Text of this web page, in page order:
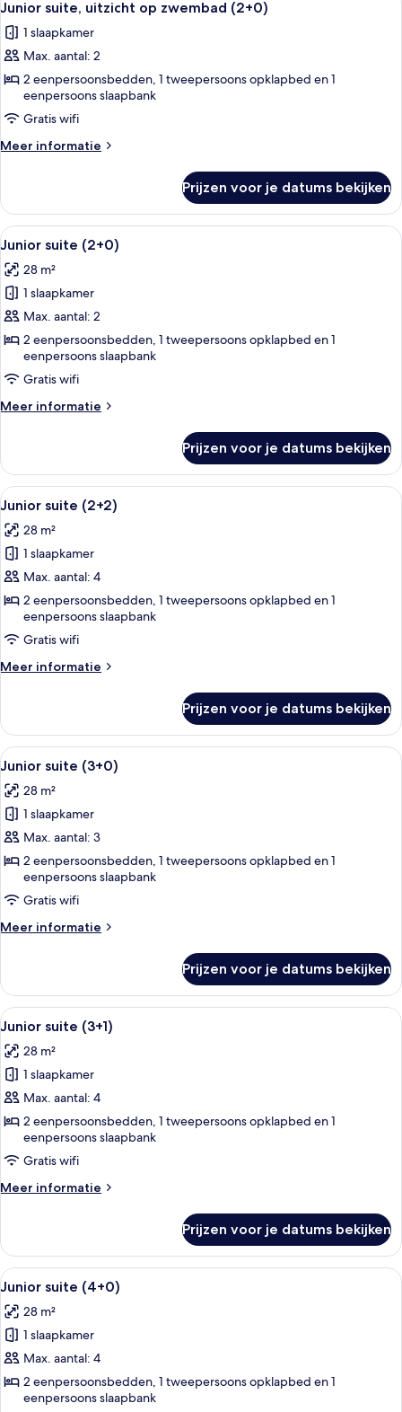
foto's
voor
Junior
suite,
uitzicht
op
zwembad
13
Junior suite, uitzicht op zwembad (2+0)
1 slaapkamer
Max. aantal: 2
2 eenpersoonsbedden, 1 tweepersoons opklapbed en 1
eenpersoons slaapbank
Gratis wifi
Meer informatie
Meer
suite,
uitzicht
op
(2+0)
Prijzen voor je datums bekijken
Alle
foto's
voor
Junior
suite
(2+0)
laden
Een moderne woonkamer met een
14
Junior suite (2+0)
28 m²
1 slaapkamer
Max. aantal: 2
2 eenpersoonsbedden, 1 tweepersoons opklapbed en 1
eenpersoons slaapbank
Gratis wifi
Meer informatie
Meer
suite
(2+0)
Prijzen voor je datums bekijken
Alle
foto's
voor
Junior
suite
(2+2)
laden
Een moderne woonkamer met een
14
Junior suite (2+2)
28 m²
1 slaapkamer
Max. aantal: 4
2 eenpersoonsbedden, 1 tweepersoons opklapbed en 1
eenpersoons slaapbank
Gratis wifi
Meer informatie
Meer
suite
(2+2)
Prijzen voor je datums bekijken
Alle
foto's
voor
Junior
suite
(3+0)
laden
Een moderne woonkamer met een
14
Junior suite (3+0)
28 m²
1 slaapkamer
Max. aantal: 3
2 eenpersoonsbedden, 1 tweepersoons opklapbed en 1
eenpersoons slaapbank
Gratis wifi
Meer informatie
Meer
suite
(3+0)
Prijzen voor je datums bekijken
Alle
foto's
voor
Junior
suite
(3+1)
laden
Een moderne woonkamer met een
14
Junior suite (3+1)
28 m²
1 slaapkamer
Max. aantal: 4
2 eenpersoonsbedden, 1 tweepersoons opklapbed en 1
eenpersoons slaapbank
Gratis wifi
Meer informatie
Meer
suite
(3+1)
Prijzen voor je datums bekijken
Alle
foto's
voor
Junior
suite
(4+0)
laden
Een moderne woonkamer met een
14
Junior suite (4+0)
28 m²
1 slaapkamer
Max. aantal: 4
2 eenpersoonsbedden, 1 tweepersoons opklapbed en 1
eenpersoons slaapbank